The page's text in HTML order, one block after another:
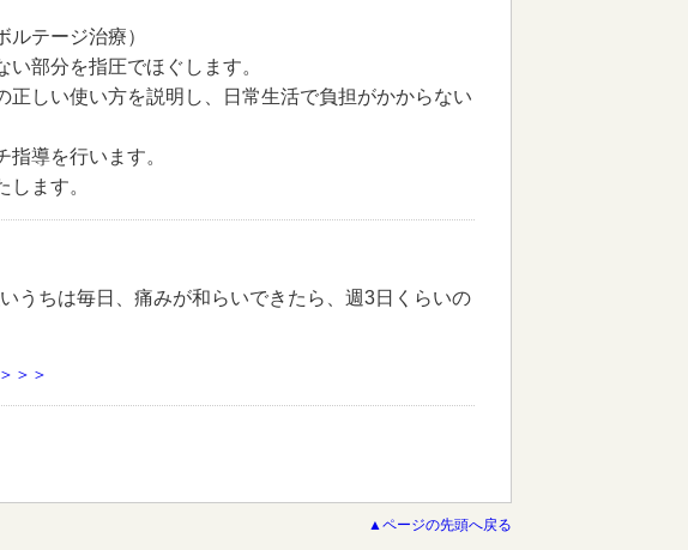
テージ治療）
部分を指圧でほぐします。
しい使い方を説明し、日常生活で負担がかからない
導を行います。
ます。
うちは毎日、痛みが和らいできたら、週3日くらいの
＞＞
▲ページの先頭へ戻る